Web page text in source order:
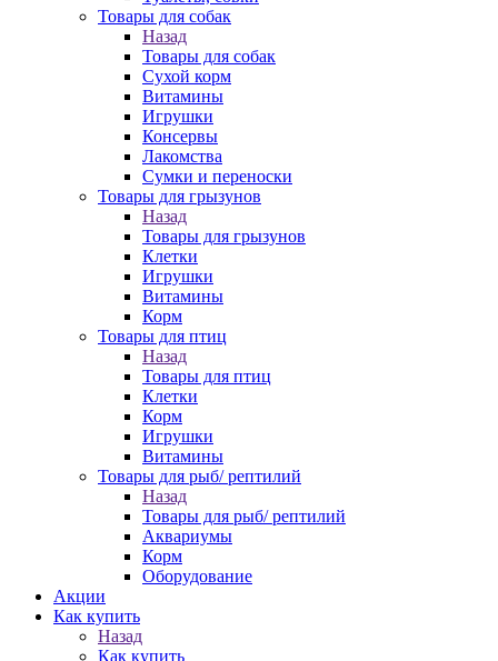
Товары для собак
Назад
Товары для собак
Cухой корм
Витамины
Игрушки
Консервы
Лакомства
Сумки и переноски
Товары для грызунов
Назад
Товары для грызунов
Клетки
Игрушки
Витамины
Корм
Товары для птиц
Назад
Товары для птиц
Клетки
Корм
Игрушки
Витамины
Товары для рыб/ рептилий
Назад
Товары для рыб/ рептилий
Аквариумы
Корм
Оборудование
Акции
Как купить
Назад
Как купить